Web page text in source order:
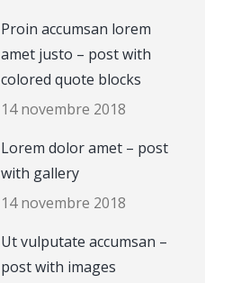
Proin accumsan lorem
amet justo – post with
colored quote blocks
14 novembre 2018
Lorem dolor amet – post
with gallery
14 novembre 2018
Ut vulputate accumsan –
post with images